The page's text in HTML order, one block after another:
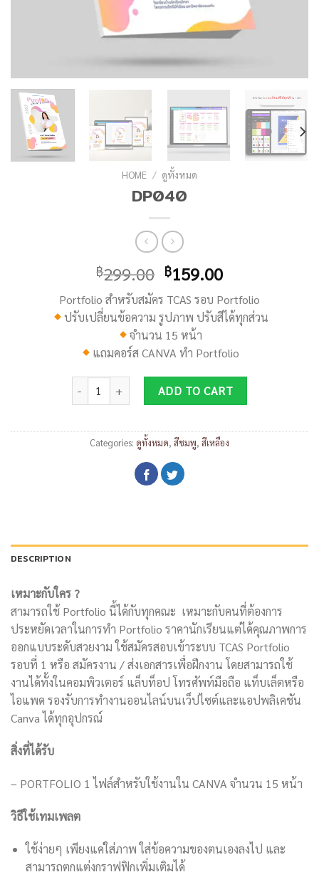
HOME / ดูทั้งหมด
DP040
฿299.00 ฿159.00
Portfolio สำหรับสมัคร TCAS รอบ Portfolio
ปรับเปลี่ยนข้อความ รูปภาพ ปรับสีได้ทุกส่วน
จำนวน 15 หน้า
แถมคอร์สCANVAทำ Portfolio
ADD TO CART
Categories: ดูทั้งหมด, สีชมพู, สีเหลือง
DESCRIPTION
เหมาะกับใคร ?
สามารถใช้ Portfolio นี้ได้กับทุกคณะ เหมาะกับคนที่ต้องการ
ประหยัดเวลาในการทำ Portfolio ราคานักเรียนแต่ได้คุณภาพการ
ออกแบบระดับสวยงาม ใช้สมัครสอบเข้าระบบ TCAS Portfolio
รอบที่ 1 หรือ สมัครงาน / ส่งเอกสารเพื่อฝึกงาน โดยสามารถใช้
งานได้ทั้งในคอมพิวเตอร์ แล็บท็อป โทรศัพท์มือถือ แท็บเล็ตหรือ
ไอแพด รองรับการทำงานออนไลน์บนเว็ปไซต์และแอปพลิเคชัน
Canva ได้ทุกอุปกรณ์
สิ่งที่ได้รับ
– PORTFOLIO 1 ไฟล์สำหรับใช้งานใน CANVA จำนวน 15 หน้า
วิธีใช้เทมเพลต
ใช้ง่ายๆ เพียงแค่ใส่ภาพ ใส่ข้อความของตนเองลงไป และ
สามารถตกแต่งกราฟฟิกเพิ่มเติมได้